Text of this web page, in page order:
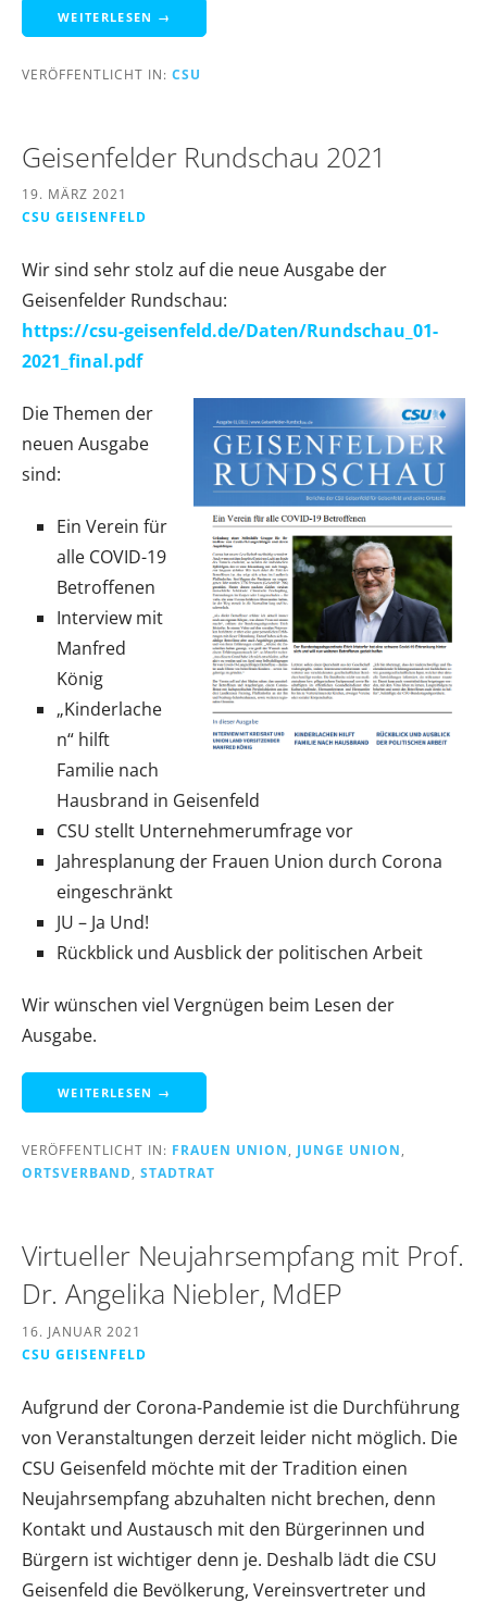
WEITERLESEN →
VERÖFFENTLICHT IN: CSU
Geisenfelder Rundschau 2021
19. MÄRZ 2021
CSU GEISENFELD
Wir sind sehr stolz auf die neue Ausgabe der
Geisenfelder Rundschau:
https://csu-geisenfeld.de/Daten/Rundschau_01-
2021_final.pdf
Die Themen der
neuen Ausgabe
sind:
Ein Verein für
alle COVID-19
Betroffenen
Interview mit
Manfred
König
„Kinderlache
n“ hilft
Familie nach
Hausbrand in Geisenfeld
CSU stellt Unternehmerumfrage vor
Jahresplanung der Frauen Union durch Corona
eingeschränkt
JU – Ja Und!
Rückblick und Ausblick der politischen Arbeit
Wir wünschen viel Vergnügen beim Lesen der
Ausgabe.
WEITERLESEN →
VERÖFFENTLICHT IN: FRAUEN UNION, JUNGE UNION,
ORTSVERBAND, STADTRAT
Virtueller Neujahrsempfang mit Prof.
Dr. Angelika Niebler, MdEP
16. JANUAR 2021
CSU GEISENFELD
Aufgrund der Corona-Pandemie ist die Durchführung
von Veranstaltungen derzeit leider nicht möglich. Die
CSU Geisenfeld möchte mit der Tradition einen
Neujahrsempfang abzuhalten nicht brechen, denn
Kontakt und Austausch mit den Bürgerinnen und
Bürgern ist wichtiger denn je. Deshalb lädt die CSU
Geisenfeld die Bevölkerung, Vereinsvertreter und